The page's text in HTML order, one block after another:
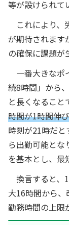
等が設けられて
これにより、
が期待されます
の確保に課題が
一番大きなポ
続8時間」から
と長くなること
時間が1時間伸
時刻が21時だ
ら出勤可能と
を基本とし、最
換言すると、
大16時間から、
勤務時間の上限